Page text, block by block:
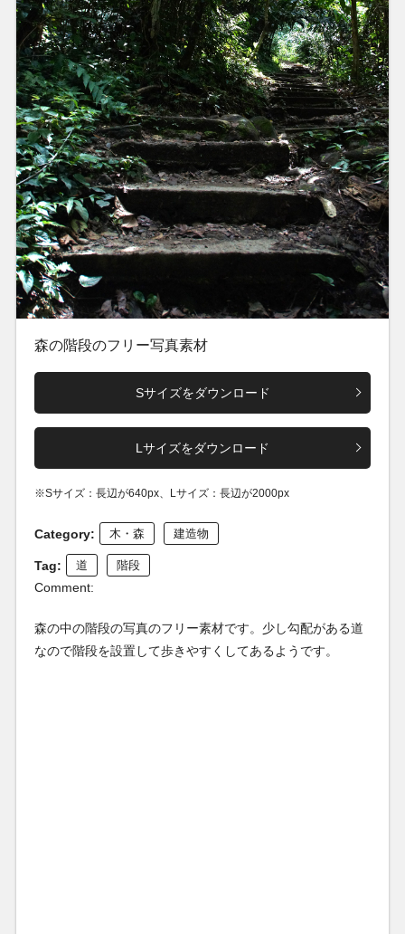
森の階段のフリー写真素材
Sサイズをダウンロード
Lサイズをダウンロード
※Sサイズ：長辺が640px、Lサイズ：長辺が2000px
Category: 木・森 建造物
Tag: 道 階段
Comment:
森の中の階段の写真のフリー素材です。少し勾配がある道
なので階段を設置して歩きやすくしてあるようです。